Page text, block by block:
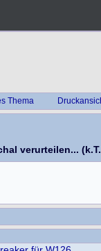
Thema
verurteilen...